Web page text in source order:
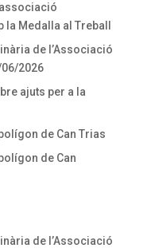
Medalla al Treball
de l’Associació
2026
ajuts per a la
de Can Trias
de Can
de l’Associació